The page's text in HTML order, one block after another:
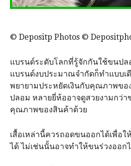
© Depositp Photos ©
แบรนด์ระดับโลกที่รู้จักกันใช้ขนป
แบรนด์งบประมาณจำกัดก็ทำแบบเ
พยายามประหยัดเงินกับคุณภาพข
ปลอม หลายยี่ห้ออาจดูสวยงามกว่า
คุณภาพของสินค้าด้วย
เสื้อเหล่านี้ควรถอดขนออกได้เพื่อ
ได้ ไม่เช่นนั้นอาจทำให้ขนร่วงออก